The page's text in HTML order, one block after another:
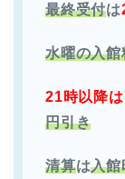
最終受付は
水曜の入
21時以降は
円引き
清算は入館